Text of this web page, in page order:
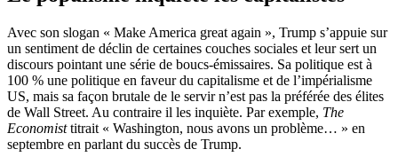
Avec son slogan « Make America great again », Trump s’appuie sur
un sentiment de déclin de certaines couches sociales et leur sert un
discours pointant une série de boucs-émissaires. Sa politique est à
100 % une politique en faveur du capitalisme et de l’impérialisme
US, mais sa façon brutale de le servir n’est pas la préférée des élites
de Wall Street. Au contraire il les inquiète. Par exemple, The
Economisttitrait « Washington, nous avons un problème… » en
septembre en parlant du succès de Trump.